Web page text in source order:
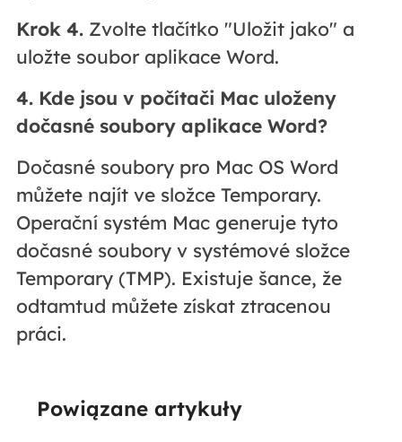
Krok 4.Zvolte tlačítko "Uložit jako" a
uložte soubor aplikace Word.
4. Kde jsou v počítači Mac uloženy
dočasné soubory aplikace Word?
Dočasné soubory pro Mac OS Word
můžete najít ve složce Temporary.
Operační systém Mac generuje tyto
dočasné soubory v systémové složce
Temporary (TMP). Existuje šance, že
odtamtud můžete získat ztracenou
práci.
Powiązane artykuły